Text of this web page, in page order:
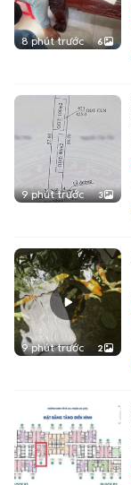
8 phút trước 6
9 phút trước 3
9 phút trước 2